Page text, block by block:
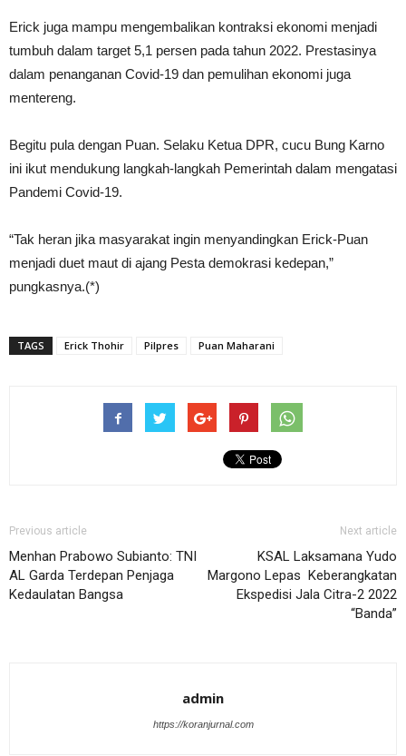
Erick juga mampu mengembalikan kontraksi ekonomi menjadi
tumbuh dalam target 5,1 persen pada tahun 2022. Prestasinya
dalam penanganan Covid-19 dan pemulihan ekonomi juga
mentereng.
Begitu pula dengan Puan. Selaku Ketua DPR, cucu Bung Karno
ini ikut mendukung langkah-langkah Pemerintah dalam mengatasi
Pandemi Covid-19.
“Tak heran jika masyarakat ingin menyandingkan Erick-Puan
menjadi duet maut di ajang Pesta demokrasi kedepan,”
pungkasnya.(*)
TAGS Erick Thohir Pilpres Puan Maharani
Previous article
Menhan Prabowo Subianto: TNI
AL Garda Terdepan Penjaga
Kedaulatan Bangsa
Next article
KSAL Laksamana Yudo
Margono Lepas Keberangkatan
Ekspedisi Jala Citra-2 2022
“Banda”
admin
https://koranjurnal.com